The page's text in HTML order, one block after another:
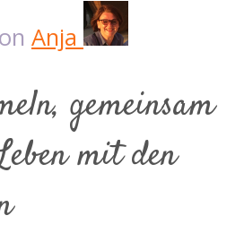
Anja
gemeinsam
mit den